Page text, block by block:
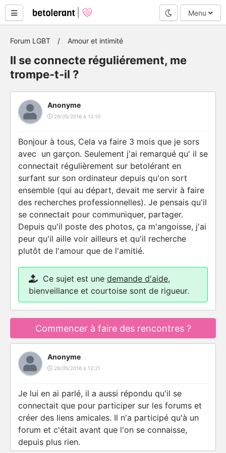
Mode nuit
Menu
Forum LGBT Amour et intimité
Il se connecte réguliérement, me
trompe-t-il ?
Anonyme
28/05/2016 à 12:10
Bonjour à tous, Cela va faire 3 mois que je sors
avec un garçon. Seulement j'ai remarqué qu' il se
connectait régulièrement sur betolérant en
surfant sur son ordinateur depuis qu'on sort
ensemble (qui au départ, devait me servir à faire
des recherches professionnelles). Je pensais qu'il
se connectait pour communiquer, partager.
Depuis qu'il poste des photos, ça m'angoisse, j'ai
peur qu'il aille voir ailleurs et qu'il recherche
plutôt de l'amour que de l'amitié.
Ce sujet est une demande d'aide,
bienveillance et courtoise sont de rigueur.
Commencer à faire des rencontres ?
Anonyme
28/05/2016 à 12:21
Je lui en ai parlé, il a aussi répondu qu'il se
connectait que pour participer sur les forums et
créer des liens amicales. Il n'a participé qu'à un
forum et c'était avant que l'on se connaisse,
depuis plus rien.